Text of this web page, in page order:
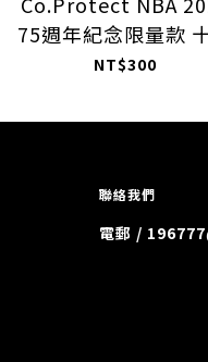
75週年紀念限量款
NT$300
聯絡我們
電郵 /